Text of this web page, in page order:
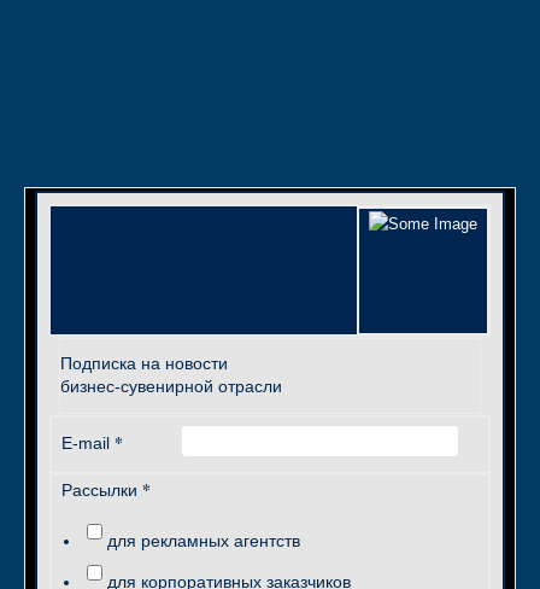
Подписка на новости
бизнес-сувенирной отрасли
E-mail *
Рассылки *
для рекламных агентств
для корпоративных заказчиков